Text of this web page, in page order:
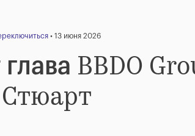
• 13 июня 2026
BBDO
Стюарт